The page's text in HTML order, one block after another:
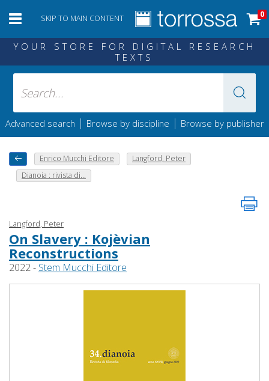
SKIP TO MAIN CONTENT 0
YOUR STORE FOR DIGITAL RESEARCH
TEXTS
Advanced search | Browse by discipline | Browse by publisher
Enrico Mucchi Editore
Langford, Peter
Dianoia : rivista di...
Langford, Peter
On Slavery : Kojèvian
Reconstructions
2022 - Stem Mucchi Editore